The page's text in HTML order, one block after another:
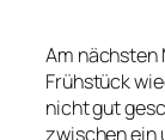
Am nächsten
Frühstück
nicht gut
zwischen ein